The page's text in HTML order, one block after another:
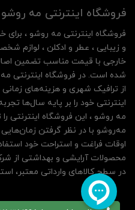
فروشگاه اینترنتی مه‌ رو‌شو
فروشگاه اینترنتی مه‌ رو‌شو ، برای
و زیبایی ، عطر و ادکلن ، لوازم
خارجی با قیمت مناسب تضمین
شده است. در فروشگاه اینترنتی
از ترافیک شهری و هزینه‌های
مه روشو ، این فروشگاه اینترنتی
مه‌رو‌شو با در نظر گرفتن
اوقات فراغت و استراحت خود
محصولات آرایشی و بهداشتی از
در سطح کالاهای وارداتی معتبر،